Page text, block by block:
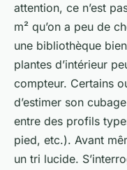
attention, ce n’est
m² qu’on a peu de
une bibliothèque
plantes d’intérieur
compteur. Certains
d’estimer son
entre des profils
pied, etc.). Avant
un tri lucide.